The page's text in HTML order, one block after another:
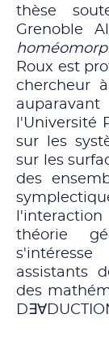
thèse
Grenoble
Roux est
chercheur
l'Université
sur les
sur les
des
théorie
assistants
des